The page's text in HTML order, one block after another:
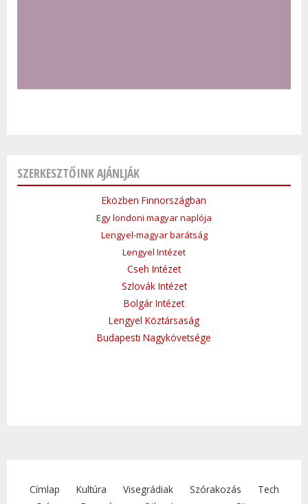
SZERKESZTŐINK AJÁNLJÁK
Eközben Finnországban
Egy londoni magyar naplója
Lengyel-magyar barátság
Lengyel Intézet
Cseh Intézet
Szlovák Intézet
Bolgár Intézet
Lengyel Köztársaság
Budapesti Nagykövetsége
Címlap Kultúra Visegrádiak Szórakozás
Tech